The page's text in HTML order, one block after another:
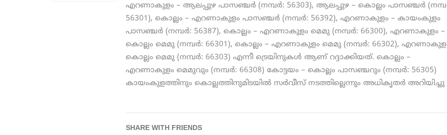
എറണാകുളം – ആലപ്പുഴ പാസഞ്ചര്‍ (നമ്പര്‍: 56303), ആലപ്പുഴ – കൊല്ലം പാസഞ്ചര്‍
56301), കൊല്ലം – എറണാകുളം പാസഞ്ചര്‍ (നമ്പര്‍: 56392), എറണാകുളം – കായംകുളം
പാസഞ്ചര്‍ (നമ്പര്‍: 56387), കൊല്ലം – എറണാകുളം മെമു (നമ്പര്‍: 66300), എറണാകുളം –
കൊല്ലം മെമു (നമ്പര്‍: 66301), കൊല്ലം – എറണാകുളം മെമു (നമ്പര്‍: 66302),
കൊല്ലം മെമു (നമ്പര്‍: 66303) എന്നീ ട്രെയിനുകൾ ആണ് റദ്ദാക്കിയത്. കൊല്ലം –
എറണാകുളം മെമുവും (നമ്പര്‍: 66308) കോട്ടയം – കൊല്ലം പാസഞ്ചറും (നമ്പര്‍: 56305)
കായംകുളത്തിനും കൊല്ലത്തിനുമിടയില്‍ സര്‍വീസ് നടത്തില്ലെന്നും അധികൃതർ അറിയിച്ചു
SHARE WITH FRIENDS